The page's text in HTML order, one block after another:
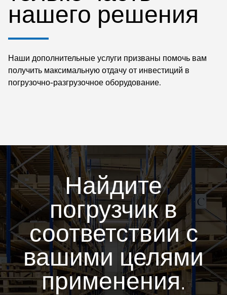
нашего решения
Наши дополнительные услуги призваны помочь вам
получить максимальную отдачу от инвестиций в
погрузочно-разгрузочное оборудование.
Найдите
погрузчик в
соответствии с
вашими целями
применения.